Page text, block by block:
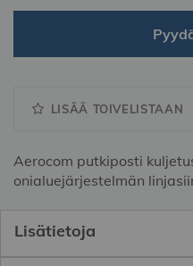
LISÄÄ TOIVELISTAAN
Aerocom putkiposti
onialuejärjestelmän
Lisätietoja